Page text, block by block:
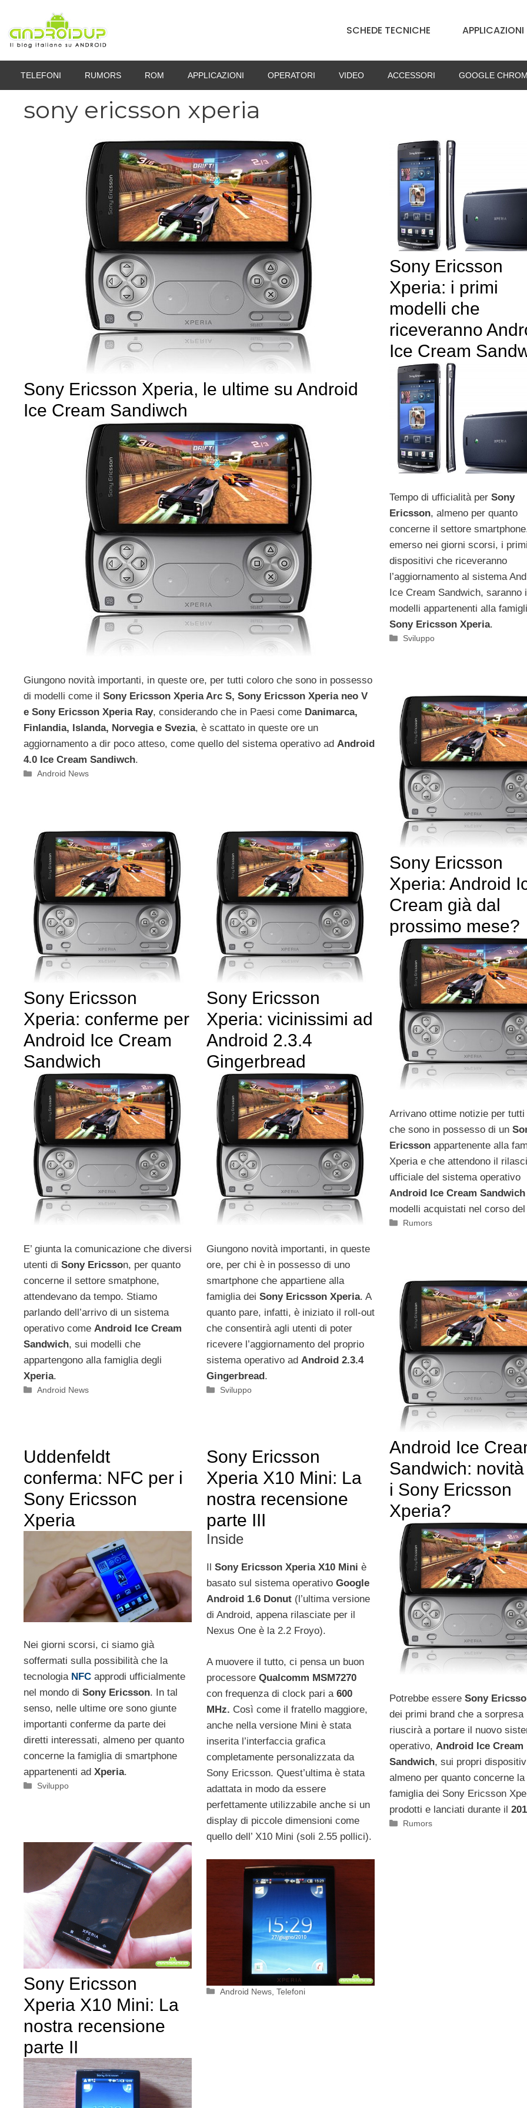
contenuto
SCHEDE TECNICHE APPLICAZIONI
TELEFONI RUMORS ROM APPLICAZIONI OPERATORI VIDEO ACCESSORI GOOGLE
sony ericsson xperia
Sony Ericsson Xperia, le ultime su Android
Ice Cream Sandiwch
Giungono novità importanti, in queste ore, per tutti coloro che sono in possesso
di modelli come il Sony Ericsson Xperia Arc S, Sony Ericsson Xperia neo V
e Sony Ericsson Xperia Ray, considerando che in Paesi come Danimarca,
Finlandia, Islanda, Norvegia e Svezia, è scattato in queste ore un
aggiornamento a dir poco atteso, come quello del sistema operativo ad Android
4.0 Ice Cream Sandiwch.
Categorie
Android News
Sony Ericsson
Xperia: i primi
modelli che
riceveranno
Ice Cream
Tempo di ufficialità per Sony
Ericsson, almeno per quanto
concerne il settore
emerso nei giorni scorsi, i
dispositivi che riceveranno
l’aggiornamento al sistema
Ice Cream Sandwich, saranno i
modelli appartenenti alla
Sony Ericsson Xperia.
Categorie
Sviluppo
Sony Ericsson
Xperia: Android
Cream già dal
prossimo mese?
Arrivano ottime notizie per tutti
che sono in possesso di un
Ericssonappartenente alla
Xperia e che attendono il
ufficiale del sistema operativo
Android Ice Cream Sandwich
modelli acquistati nel corso del
Categorie
Rumors
Sony Ericsson
Xperia: conferme per
Android Ice Cream
Sandwich
E’ giunta la comunicazione che diversi
utenti di Sony Ericsson, per quanto
concerne il settore smatphone,
attendevano da tempo. Stiamo
parlando dell’arrivo di un sistema
operativo come Android Ice Cream
Sandwich, sui modelli che
appartengono alla famiglia degli
Xperia.
Categorie
Android News
Sony Ericsson
Xperia: vicinissimi ad
Android 2.3.4
Gingerbread
Giungono novità importanti, in queste
ore, per chi è in possesso di uno
smartphone che appartiene alla
famiglia dei Sony Ericsson Xperia. A
quanto pare, infatti, è iniziato il roll-out
che consentirà agli utenti di poter
ricevere l’aggiornamento del proprio
sistema operativo ad Android 2.3.4
Gingerbread.
Categorie
Sviluppo
Android Ice
Sandwich:
i Sony Ericsson
Xperia?
Potrebbe essere Sony
dei primi brand che a sorpresa
riuscirà a portare il nuovo
operativo, Android Ice Cream
Sandwich, sui propri
almeno per quanto concerne la
famiglia dei Sony Ericsson
prodotti e lanciati durante il
Categorie
Rumors
Uddenfeldt
conferma: NFC per i
Sony Ericsson
Xperia
Nei giorni scorsi, ci siamo già
soffermati sulla possibilità che la
tecnologia NFC approdi ufficialmente
nel mondo di Sony Ericsson. In tal
senso, nelle ultime ore sono giunte
importanti conferme da parte dei
diretti interessati, almeno per quanto
concerne la famiglia di smartphone
appartenenti ad Xperia.
Categorie
Sviluppo
Sony Ericsson
Xperia X10 Mini: La
nostra recensione
parte III
Inside
Il Sony Ericsson Xperia X10 Mini è
basato sul sistema operativo Google
Android 1.6 Donut(l’ultima versione
di Android, appena rilasciate per il
Nexus One è la 2.2 Froyo).
A muovere il tutto, ci pensa un buon
processore Qualcomm MSM7270
con frequenza di clock pari a 600
MHz. Così come il fratello maggiore,
anche nella versione Mini è stata
inserita l’interfaccia grafica
completamente personalizzata da
Sony Ericsson. Quest’ultima è stata
adattata in modo da essere
perfettamente utilizzabile anche si un
display di piccole dimensioni come
quello dell’ X10 Mini (soli 2.55 pollici).
Categorie
Android News ,Telefoni
Sony Ericsson
Xperia X10 Mini: La
nostra recensione
parte II